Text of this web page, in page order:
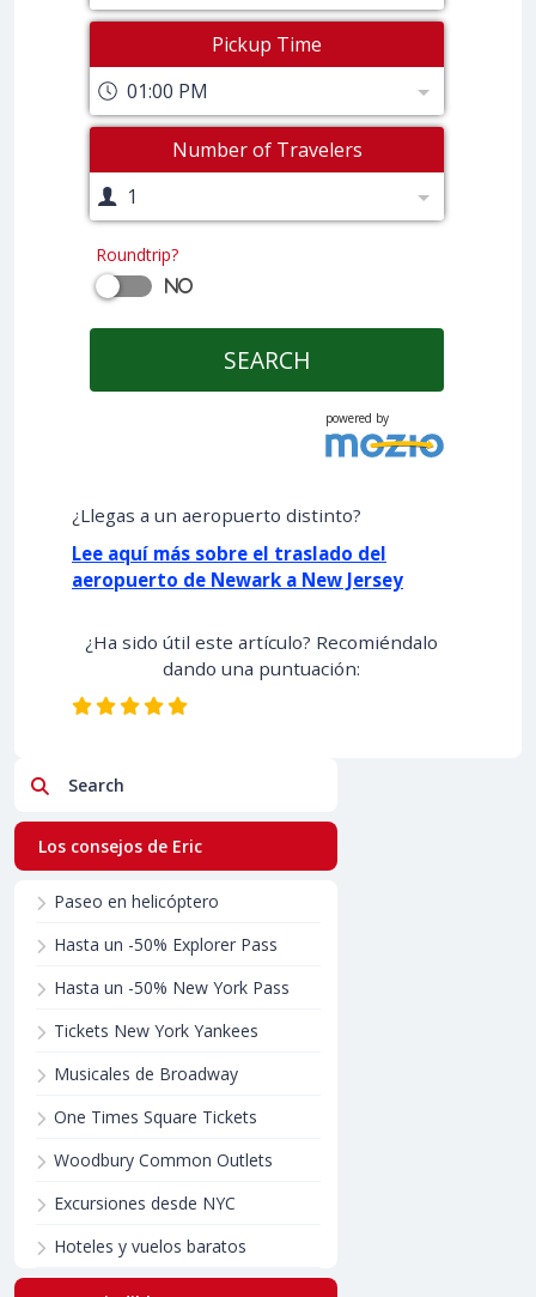
Pickup Time
01:00 PM
Number of Travelers
1
Roundtrip?
No
SEARCH
powered by
¿Llegas a un aeropuerto distinto?
Lee aquí más sobre el traslado del
aeropuerto de Newark a New Jersey
¿Ha sido útil este artículo? Recomiéndalo
dando una puntuación:
Search
Los consejos de Eric
Paseo en helicóptero
Hasta un -50% Explorer Pass
Hasta un -50% New York Pass
Tickets New York Yankees
Musicales de Broadway
One Times Square Tickets
Woodbury Common Outlets
Excursiones desde NYC
Hoteles y vuelos baratos